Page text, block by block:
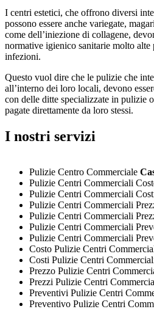
I centri estetici, che offrono diversi
possono essere anche variegate,
come dell’iniezione di collagene,
normative igienico sanitarie molto alte
infezioni.
Questo vuol dire che le pulizie che
all’interno dei loro locali, devono
con delle ditte specializzate in pulizie
pagate direttamente da loro stessi.
I nostri servizi
Pulizie Centro Commerciale
Pulizie Centri Commerciali
Pulizie Centri Commerciali
Pulizie Centri Commerciali
Pulizie Centri Commerciali
Pulizie Centri Commerciali
Pulizie Centri Commerciali
Costo Pulizie Centri
Costi Pulizie Centri
Prezzo Pulizie Centri
Prezzi Pulizie Centri
Preventivi Pulizie Centri
Preventivo Pulizie Centri